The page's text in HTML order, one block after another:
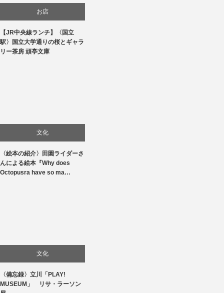
お店
生活
【JR中央線ランチ】〈国立
駅〉国立大学通りの桜とギャラ
リー茶房 頑亭文庫
文化
〈絵本の紹介〉田園ライダーさ
んによる絵本『Why does
Octopusra have so ma…
文化
美術展・美術館・博物館巡り
〈備忘録〉立川「PLAY!
MUSEUM」 リサ・ラーソン